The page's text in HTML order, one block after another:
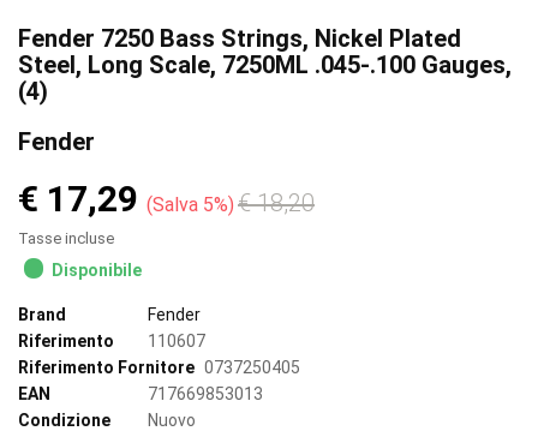
Fender 7250 Bass Strings, Nickel Plated
Steel, Long Scale, 7250ML .045-.100 Gauges,
(4)
Fender
€ 17,29 Salva 5% € 18,20
Tasse incluse
Disponibile
Brand
Fender
Riferimento
110607
Riferimento Fornitore 0737250405
EAN
717669853013
Condizione
Nuovo